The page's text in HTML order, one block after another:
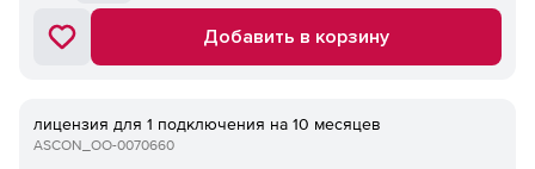
Добавить в корзину
лицензия для 1 подключения на 10 месяцев
ASCON_ОО-0070660